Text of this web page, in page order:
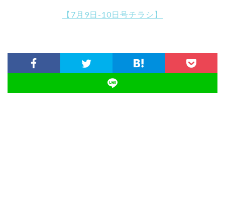
【7月9日-10日号チラシ】